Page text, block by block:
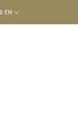
EN